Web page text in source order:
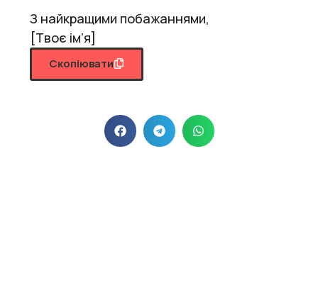
З найкращими побажаннями,
[Твоє ім’я]
Скопіювати